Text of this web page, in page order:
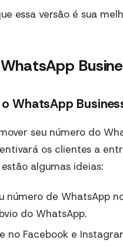
essa versão é sua
WhatsApp
seu número do
os clientes a
algumas ideias:
número de WhatsApp
do WhatsApp.
no Facebook e